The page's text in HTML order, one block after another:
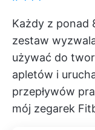
Każdy z ponad
zestaw
używać do
apletów i
przepływów
mój zegarek